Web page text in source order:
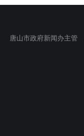
唐山市政府新闻办主管